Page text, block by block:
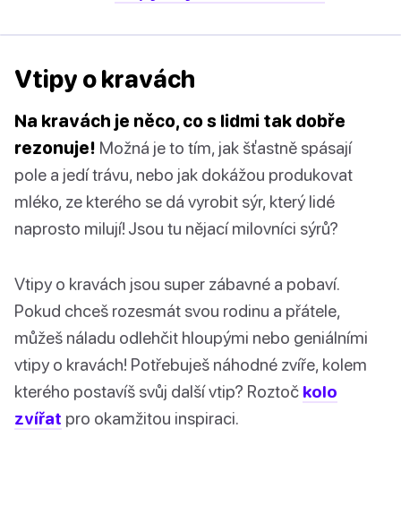
Vtipy o kravách
Na kravách je něco, co s lidmi tak dobře
rezonuje! Možná je to tím, jak šťastně spásají
pole a jedí trávu, nebo jak dokážou produkovat
mléko, ze kterého se dá vyrobit sýr, který lidé
naprosto milují! Jsou tu nějací milovníci sýrů?
Vtipy o kravách jsou super zábavné a pobaví.
Pokud chceš rozesmát svou rodinu a přátele,
můžeš náladu odlehčit hloupými nebo geniálními
vtipy o kravách! Potřebuješ náhodné zvíře, kolem
kterého postavíš svůj další vtip? Roztoč kolo
zvířat pro okamžitou inspiraci.